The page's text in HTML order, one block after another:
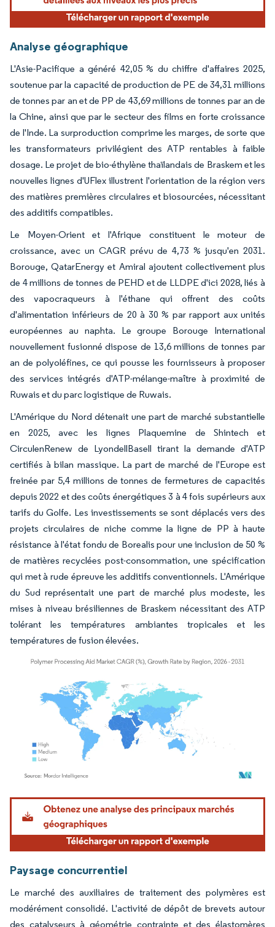
Analyse géographique
L'Asie-Pacifique a généré 42,05 % du chiffre d'affaires 2025,
soutenue par la capacité de production de PE de 34,31 millions
de tonnes par an et de PP de 43,69 millions de tonnes par an de
la Chine, ainsi que par le secteur des films en forte croissance
de l'Inde. La surproduction comprime les marges, de sorte que
les transformateurs privilégient des ATP rentables à faible
dosage. Le projet de bio-éthylène thaïlandais de Braskem et les
nouvelles lignes d'UFlex illustrent l'orientation de la région vers
des matières premières circulaires et biosourcées, nécessitant
des additifs compatibles.
Le Moyen-Orient et l'Afrique constituent le moteur de
croissance, avec un CAGR prévu de 4,73 % jusqu'en 2031.
Borouge, QatarEnergy et Amiral ajoutent collectivement plus
de 4 millions de tonnes de PEHD et de LLDPE d'ici 2028, liés à
des vapocraqueurs à l'éthane qui offrent des coûts
d'alimentation inférieurs de 20 à 30 % par rapport aux unités
européennes au naphta. Le groupe Borouge International
nouvellement fusionné dispose de 13,6 millions de tonnes par
an de polyoléfines, ce qui pousse les fournisseurs à proposer
des services intégrés d'ATP-mélange-maître à proximité de
Ruwais et du parc logistique de Ruwais.
L'Amérique du Nord détenait une part de marché substantielle
en 2025, avec les lignes Plaquemine de Shintech et
CirculenRenew de LyondellBasell tirant la demande d'ATP
certifiés à bilan massique. La part de marché de l'Europe est
freinée par 5,4 millions de tonnes de fermetures de capacités
depuis 2022 et des coûts énergétiques 3 à 4 fois supérieurs aux
tarifs du Golfe. Les investissements se sont déplacés vers des
projets circulaires de niche comme la ligne de PP à haute
résistance à l'état fondu de Borealis pour une inclusion de 50 %
de matières recyclées post-consommation, une spécification
qui met à rude épreuve les additifs conventionnels. L'Amérique
du Sud représentait une part de marché plus modeste, les
mises à niveau brésiliennes de Braskem nécessitant des ATP
tolérant les températures ambiantes tropicales et les
températures de fusion élevées.
Image © Mordor Intelligence. La réutilisation nécessite une attribution sous CC BY
Paysage concurrentiel
Le marché des auxiliaires de traitement des polymères est
modérément consolidé. L'activité de dépôt de brevets autour
des catalyseurs à géométrie contrainte et des élastomères